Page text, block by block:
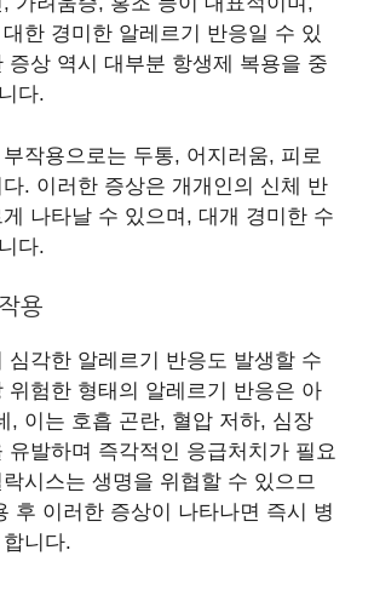
한 경미한 알레르기 반응일 수 있
증상 역시 대부분 항생제 복용을 중
다.
작용으로는 두통, 어지러움, 피로
. 이러한 증상은 개개인의 신체 반
나타날 수 있으며, 대개 경미한 수
다.
용
심각한 알레르기 반응도 발생할 수
위험한 형태의 알레르기 반응은 아
, 이는 호흡 곤란, 혈압 저하, 심장
유발하며 즉각적인 응급처치가 필요
시스는 생명을 위협할 수 있으므
후 이러한 증상이 나타나면 즉시 병
니다.